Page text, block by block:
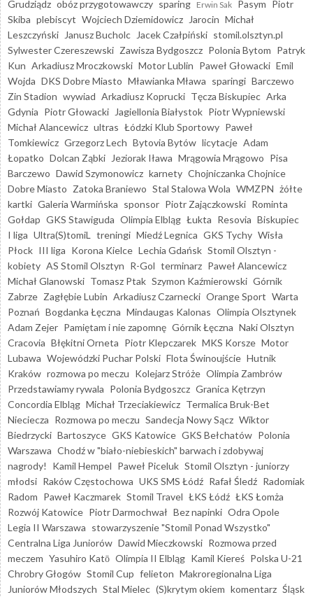
Grudziądz obóz przygotowawczy sparing Erwin Sak Pasym Piotr
Skiba plebiscyt Wojciech Dziemidowicz Jarocin Michał
Leszczyński
Janusz Bucholc Jacek Czałpiński stomil.olsztyn.pl
Sylwester Czereszewski Zawisza Bydgoszcz Polonia Bytom Patryk
Kun Arkadiusz Mroczkowski Motor Lublin Paweł Głowacki Emil
Wojda DKS Dobre Miasto Mławianka Mława sparingi Barczewo
Zin Stadion wywiad Arkadiusz Koprucki Tęcza Biskupiec Arka
Gdynia Piotr Głowacki Jagiellonia Białystok Piotr Wypniewski
Michał Alancewicz ultras Łódzki Klub Sportowy Paweł
Tomkiewicz Grzegorz Lech Bytovia Bytów licytacje Adam
Łopatko Dolcan Ząbki Jeziorak Iława Mrągowia Mrągowo Pisa
Barczewo Dawid Szymonowicz karnety Chojniczanka Chojnice
Dobre Miasto Zatoka Braniewo Stal Stalowa Wola WMZPN żółte
kartki Galeria Warmińska sponsor Piotr Zajączkowski Rominta
Gołdap GKS Stawiguda Olimpia Elbląg Łukta Resovia Biskupiec
I liga Ultra(S)tomiL treningi Miedź Legnica GKS Tychy Wisła
Płock III liga Korona Kielce Lechia Gdańsk Stomil Olsztyn -
kobiety AS Stomil Olsztyn R-Gol terminarz Paweł Alancewicz
Michał Glanowski Tomasz Ptak Szymon Kaźmierowski Górnik
Zabrze Zagłębie Lubin Arkadiusz Czarnecki Orange Sport Warta
Poznań Bogdanka Łęczna Mindaugas Kalonas Olimpia Olsztynek
Adam Zejer Pamiętam i nie zapomnę Górnik Łęczna Naki Olsztyn
Cracovia Błękitni Orneta Piotr Klepczarek MKS Korsze Motor
Lubawa Wojewódzki Puchar Polski Flota Świnoujście Hutnik
Kraków rozmowa po meczu Kolejarz Stróże Olimpia Zambrów
Przedstawiamy rywala Polonia Bydgoszcz Granica Kętrzyn
Concordia Elbląg Michał Trzeciakiewicz Termalica Bruk-Bet
Nieciecza Rozmowa po meczu Sandecja Nowy Sącz Wiktor
Biedrzycki Bartoszyce GKS Katowice GKS Bełchatów Polonia
Warszawa Chodź w "biało-niebieskich" barwach i zdobywaj
nagrody!
Kamil Hempel Paweł Piceluk Stomil Olsztyn - juniorzy
młodsi Raków Częstochowa UKS SMS Łódź Rafał Śledź Radomiak
Radom Paweł Kaczmarek Stomil Travel ŁKS Łódź ŁKS Łomża
Rozwój Katowice Piotr Darmochwał Bez napinki Odra Opole
Legia II Warszawa stowarzyszenie "Stomil Ponad Wszystko"
Centralna Liga Juniorów Dawid Mieczkowski Rozmowa przed
meczem Yasuhiro Katō Olimpia II Elbląg Kamil Kiereś Polska U-21
Chrobry Głogów Stomil Cup felieton Makroregionalna Liga
Juniorów Młodszych Stal Mielec (S)krytym okiem komentarz Śląsk